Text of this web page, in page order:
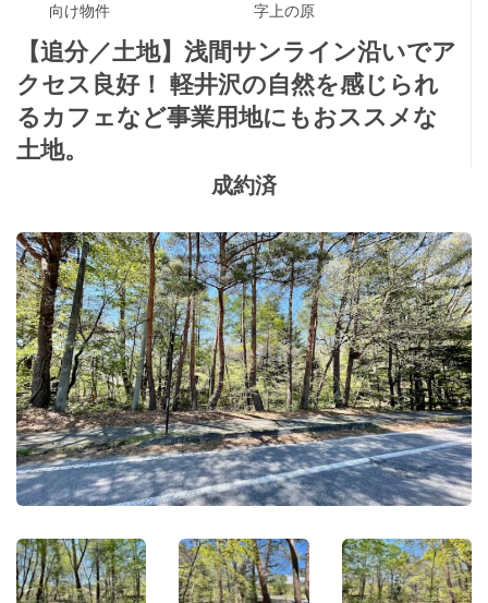
(お問い合わせ)
向け物件
字上の原
【追分／土地】浅間サンライン沿いでア
クセス良好！ 軽井沢の自然を感じられ
るカフェなど事業用地にもおススメな
土地。
成約済